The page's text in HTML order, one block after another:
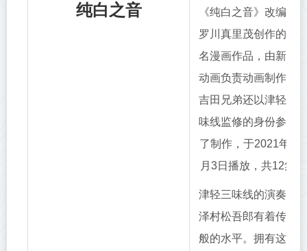
纯白之音
《纯白之音》改编自
罗川真里茂创作的同
名漫画作品，由新锐
动画负责动画制作。
吉田兄弟还以津轻三
味线监修的身份参与
了制作，于2021年4
月3日播放，共12集
津轻三味线的演奏者
泽村松吾郎有着传说
般的水平。拥有这样